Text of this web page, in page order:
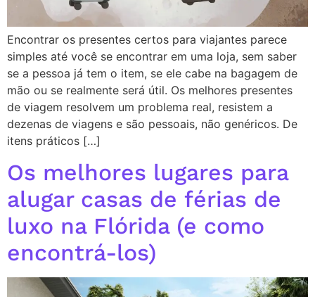
Encontrar os presentes certos para viajantes parece
simples até você se encontrar em uma loja, sem saber
se a pessoa já tem o item, se ele cabe na bagagem de
mão ou se realmente será útil. Os melhores presentes
de viagem resolvem um problema real, resistem a
dezenas de viagens e são pessoais, não genéricos. De
itens práticos […]
Os melhores lugares para
alugar casas de férias de
luxo na Flórida (e como
encontrá-los)